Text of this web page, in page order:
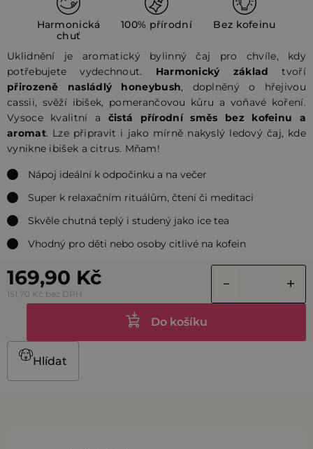
Harmonická
chuť
100% přírodní Bez kofeinu
Uklidnění je aromatický bylinný čaj pro chvíle, kdy
potřebujete vydechnout. Harmonický základ tvoří
přirozeně nasládlý honeybush, doplněný o hřejivou
cassii, svěží ibišek, pomerančovou kůru a voňavé koření.
Vysoce kvalitní a čistá přírodní směs bez kofeinu a
aromat. Lze připravit i jako mírně nakyslý ledový čaj, kde
vynikne ibišek a citrus. Mňam!
Nápoj ideální k odpočinku a na večer
Super k relaxačním rituálům, čtení či meditaci
Skvěle chutná teplý i studený jako ice tea
Vhodný pro děti nebo osoby citlivé na kofein
169,90 Kč
151,70 Kč bez DPH
Do košíku
Hlídat